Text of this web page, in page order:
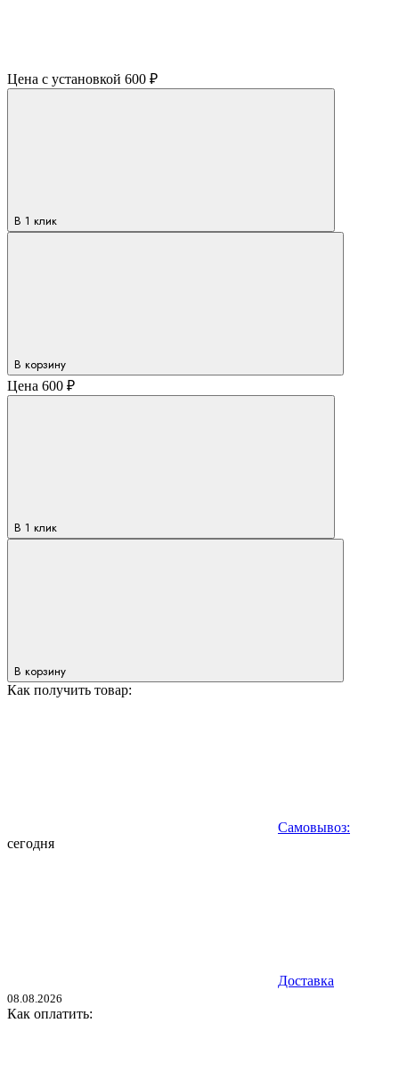
Цена с установкой 600 ₽
В 1 клик
В корзину
Цена 600 ₽
В 1 клик
В корзину
Как получить товар:
Самовывоз:
сегодня
Доставка
08.08.2026
Как оплатить: